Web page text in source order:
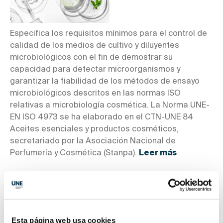
Esta página web usa cookies
Especifica los requisitos mínimos para el control de
calidad de los medios de cultivo y diluyentes
microbiológicos con el fin de demostrar su
capacidad para detectar microorganismos y
garantizar la fiabilidad de los métodos de ensayo
microbiológicos descritos en las normas ISO
relativas a microbiología cosmética. La Norma UNE-
EN ISO 4973 se ha elaborado en el CTN-UNE 84
Aceites esenciales y productos cosméticos,
secretariado por la Asociación Nacional de
Perfumería y Cosmética (Stanpa). Leer más